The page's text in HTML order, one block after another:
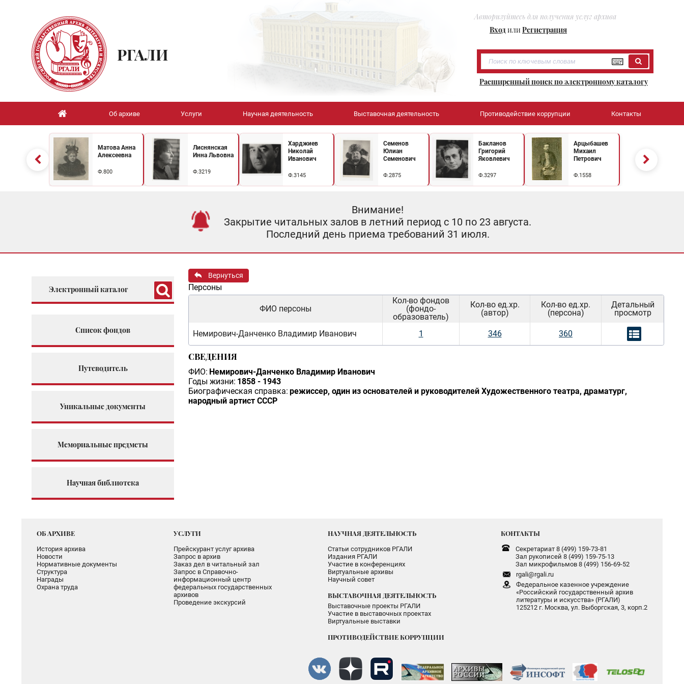
Авторизуйтесь для получения услуг архива
ВходилиРегистрация
РГАЛИ
Расширенный поиск по электронному каталогу
Об архиве Услуги Научная деятельность Выставочная деятельность Противодействие коррупции Контакты
Матова Анна
Алексеевна
Ф.800
Лиснянская
Инна Львовна
Ф.3219
Харджиев
Николай
Иванович
Ф.3145
Семенов
Юлиан
Семенович
Ф.2875
Бакланов
Григорий
Яковлевич
Ф.3297
Арцыбашев
Михаил
Петрович
Ф.1558
Внимание!
Закрытие читальных залов в летний период с 10 по 23 августа.
Последний день приема требований 31 июля.
Электронный каталог
Список фондов
Путеводитель
Уникальные документы
Мемориальные предметы
Научная библиотека
Вернуться
Персоны
ФИО персоны
Кол-во фондов
(фондо-
образователь)
Кол-во ед.хр.
(автор)
Кол-во ед.хр.
(персона)
Детальный
просмотр
Немирович-Данченко Владимир Иванович 1 346 360
СВЕДЕНИЯ
ФИО: Немирович-Данченко Владимир Иванович
Годы жизни: 1858 - 1943
Биографическая справка: режиссер, один из основателей и руководителей Художественного театра, драматург,
народный артист СССР
ОБ АРХИВЕ
История архива
Новости
Нормативные документы
Структура
Награды
Охрана труда
УСЛУГИ
Прейскурант услуг архива
Запрос в архив
Заказ дел в читальный зал
Запрос в Справочно-
информационный центр
федеральных государственных
архивов
Проведение экскурсий
НАУЧНАЯ ДЕЯТЕЛЬНОСТЬ
Статьи сотрудников РГАЛИ
Издания РГАЛИ
Участие в конференциях
Виртуальные архивы
Научный совет
ВЫСТАВОЧНАЯ ДЕЯТЕЛЬНОСТЬ
Выставочные проекты РГАЛИ
Участие в выставочных проектах
Виртуальные выставки
ПРОТИВОДЕЙСТВИЕ КОРРУПЦИИ
КОНТАКТЫ
Секретариат 8 (499) 159-73-81
Зал рукописей 8 (499) 159-75-13
Зал микрофильмов 8 (499) 156-69-52
rgali@rgali.ru
Федеральное казенное учреждение
«Российский государственный архив
литературы и искусства» (РГАЛИ)
125212 г. Москва, ул. Выборгская, 3, корп.2